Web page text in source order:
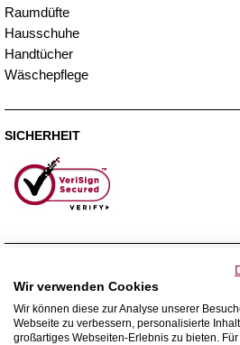
Raumdüfte
Hausschuhe
Handtücher
Wäschepflege
SICHERHEIT
WIR VERSENDEN MIT
Wir verwenden Cookies
Wir können diese zur Analyse unserer
Webseite zu verbessern, personalisierte
großartiges Webseiten-Erlebnis zu bieten.